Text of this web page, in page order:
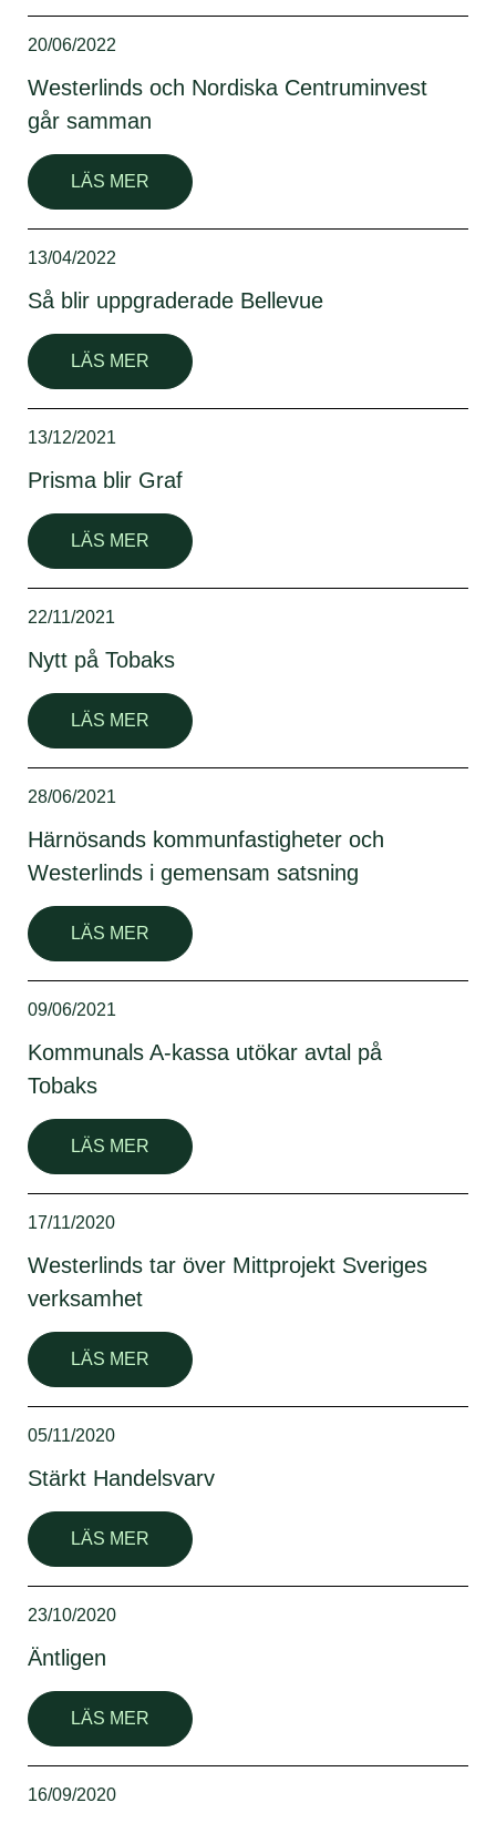
20/06/2022
Westerlinds och Nordiska Centruminvest
går samman
LÄS MER
13/04/2022
Så blir uppgraderade Bellevue
LÄS MER
13/12/2021
Prisma blir Graf
LÄS MER
22/11/2021
Nytt på Tobaks
LÄS MER
28/06/2021
Härnösands kommunfastigheter och
Westerlinds i gemensam satsning
LÄS MER
09/06/2021
Kommunals A-kassa utökar avtal på
Tobaks
LÄS MER
17/11/2020
Westerlinds tar över Mittprojekt Sveriges
verksamhet
LÄS MER
05/11/2020
Stärkt Handelsvarv
LÄS MER
23/10/2020
Äntligen
LÄS MER
16/09/2020